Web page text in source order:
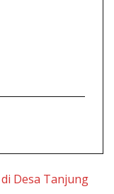
Desa Tanjung